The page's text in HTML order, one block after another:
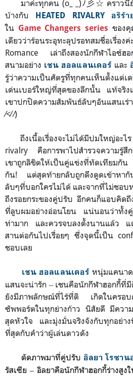
มาค่ะทุกคน (o_ _)ﾉ彡☆ คราวนี้ย้
บ้างกับ
HEATED RIVALRYอริร้า
ใน Game Changers series ของ
เดียวว่าร้อนระอุทะลุปรอทสมชื่อเรื่อ
Romance เล่าถึงสองนักกีฬาไอซ์ฮ
สนามอย่าง เชน ฮอลแลนเดอร์ และ
รู้ว่าความเป็นศัตรูที่ทุกคนเห็นตั้งแต่เ
เด่นเบอร์ใหญ่ที่สุดของลีกนั้น แท้จริง
เขาปกปิดความสัมพันธ์ลับๆอันแสนเร่า
⁄<⁄ ⁄)
ถึงเนื้อเรื่องจะไม่ได้มีปมใหญ่อะไร
rivalry คือการพาไปสำรวจความรู้สึ
เขาถูกลิขิตให้เป็นคู่แข่งที่ทัดเทียมกัน
กัน! แต่สุดท้ายกลับถูกดึงดูดเข้าหากั
ลับๆที่บอกใครไม่ได้ และจากที่ไม่ชอ
ถึงรอยกระของคู่ปรับ อีกคนก็แอบคิด
ที่ลูบผมอย่างอ่อนโยน แน่นอนว่าทั้งคู่
ท่ามาก และควรจบลงตั้งนานแล้ว แ
สานต่อกันไปเรื่อยๆ ซึ่งจุดนี้เป็น
ชอบเลย
เชน ฮอลแลนเดอร์ หนุ่มแคนาด
แสนจะน่ารัก ‒ เชนคือนักกีฬาฮอกกี้ที่
ยังมีภาพลักษณ์ที่ไร้ที่ติ เกิดในครอ
ซัพพอร์ตในทุกย่างก้าว นิสัยดี มีควา
สุดหัวใจ และมุ่งมั่นจริงจังกับทุกอย่า
ที่สุดกับคำว่าผู้เล่นดาวดัง
ตัดภาพมาที่คู่ปรับ อิลยา โรซา
รัสเซีย ‒ อิลยาคือนักกีฬาฮอกกี้ร่างสูง